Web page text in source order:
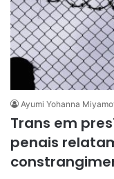
Ayumi Yohanna
Trans em
penais